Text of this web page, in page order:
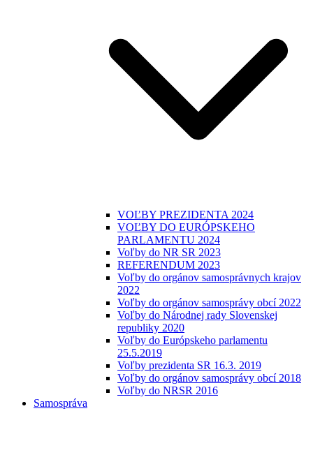
VOĽBY PREZIDENTA 2024
VOĽBY DO EURÓPSKEHO
PARLAMENTU 2024
Voľby do NR SR 2023
REFERENDUM 2023
Voľby do orgánov samosprávnych krajov
2022
Voľby do orgánov samosprávy obcí 2022
Voľby do Národnej rady Slovenskej
republiky 2020
Voľby do Európskeho parlamentu
25.5.2019
Voľby prezidenta SR 16.3. 2019
Voľby do orgánov samosprávy obcí 2018
Voľby do NRSR 2016
Samospráva